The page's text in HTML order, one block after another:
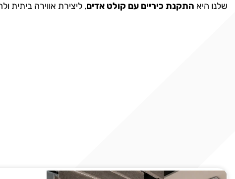
שלנו היא התקנת כיריים עם קולט אדים, ליצירת אווירה ביתית